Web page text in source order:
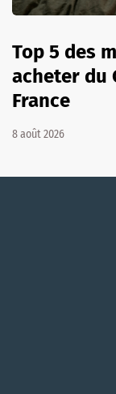
Top 5 des
acheter du
France
8 août 2026